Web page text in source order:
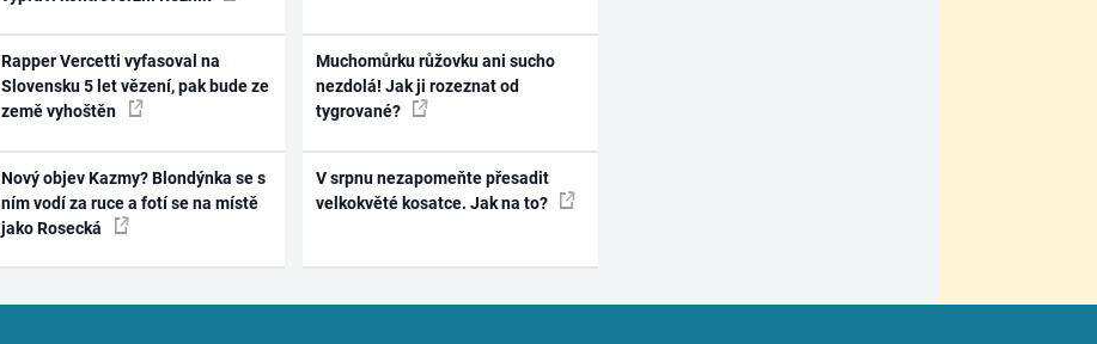
Rapper Vercetti vyfasoval na
Slovensku 5 let vězení, pak bude ze
země vyhoštěn
Nový objev Kazmy? Blondýnka se s
ním vodí za ruce a fotí se na místě
jako Rosecká
Muchomůrku růžovku ani sucho
nezdolá! Jak ji rozeznat od
tygrované?
V srpnu nezapomeňte přesadit
velkokvěté kosatce. Jak na to?